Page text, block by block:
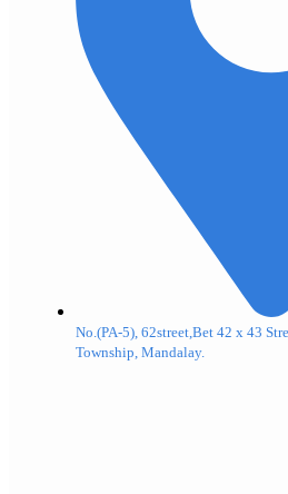
No.(PA-5), 62street,Bet 42 x 43
Township, Mandalay.